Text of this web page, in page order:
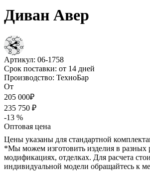
Диван Авер
Артикул: 06-1758
Срок поставки: от 14 дней
Производство: ТехноБар
От
205 000₽
235 750 ₽
-13 %
Оптовая цена
Цены указаны для стандартной
*Мы можем изготовить изделия в разных
модификациях, отделках. Для расчета
индивидуальной модели обращайтесь к